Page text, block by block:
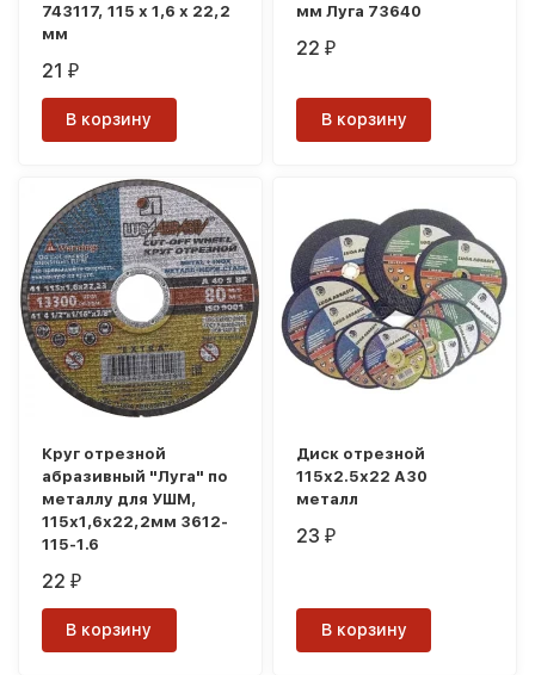
743117, 115 х 1,6 х 22,2
мм
21₽
В корзину
мм Луга 73640
22₽
В корзину
Круг отрезной
абразивный "Луга" по
металлу для УШМ,
115х1,6х22,2мм 3612-
115-1.6
22₽
В корзину
Диск отрезной
115х2.5х22 А30
металл
23₽
В корзину